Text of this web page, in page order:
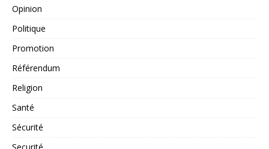
Opinion
Politique
Promotion
Référendum
Religion
Santé
Sécurité